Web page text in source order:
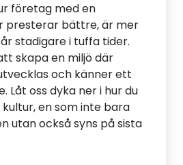
företag med en
presterar bättre, är mer
stadigare i tuffa tider.
skapa en miljö där
och känner ett
Låt oss dyka ner i hur du
en som inte bara
utan också syns på sista